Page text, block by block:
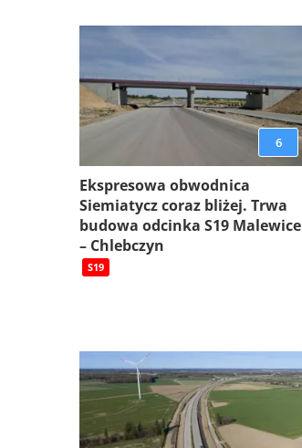
6
Ekspresowa obwodnica
Siemiatycz coraz bliżej. Trwa
budowa odcinka S19 Malewice
– Chlebczyn
S19